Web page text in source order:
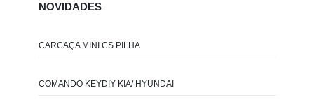
NOVIDADES
CARCAÇA MINI CS PILHA
COMANDO KEYDIY KIA/ HYUNDAI